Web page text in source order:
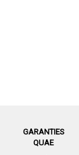
GARANTIES
QUAE